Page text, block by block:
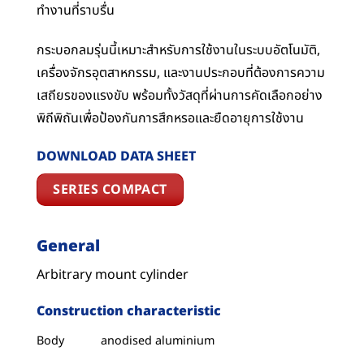
ทำงานที่ราบรื่น
กระบอกลมรุ่นนี้เหมาะสำหรับการใช้งานในระบบอัตโนมัติ,
เครื่องจักรอุตสาหกรรม, และงานประกอบที่ต้องการความ
เสถียรของแรงขับ พร้อมทั้งวัสดุที่ผ่านการคัดเลือกอย่าง
พิถีพิถันเพื่อป้องกันการสึกหรอและยืดอายุการใช้งาน
DOWNLOAD DATA SHEET
SERIES COMPACT
General
Arbitrary mount cylinder
Construction characteristic
Body anodised aluminium